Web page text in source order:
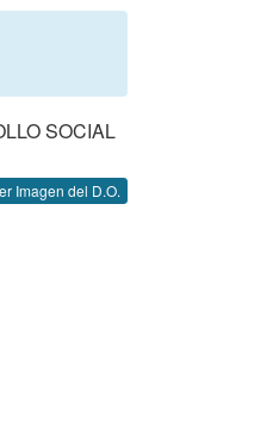
SOCIAL
Imagen del D.O.